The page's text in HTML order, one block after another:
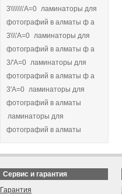
3\\\\\\\'A=0 ламинаторы для
фотографий в алматы ф а
3\\\'A=0 ламинаторы для
фотографий в алматы ф а
3/'A=0 ламинаторы для
фотографий в алматы ф а
3'A=0 ламинаторы для
фотографий в алматы
ламинаторы для
фотографий в алматы
Сервис и гарантия
Гарантия